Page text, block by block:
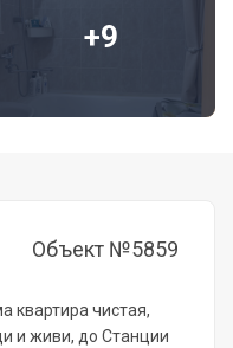
+9
Объект №5859
квартира чистая,
и живи, до Станции